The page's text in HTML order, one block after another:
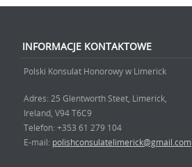
INFORMACJE KONTAKTOWE
Polski Konsulat Honorowy w Limerick
Adres: 25 Glentworth Steet, Limerick,
Ireland, V94 T6C9
Telefon: +353 61 279 104
E-mail: polishconsulatelimerick@gmail.com